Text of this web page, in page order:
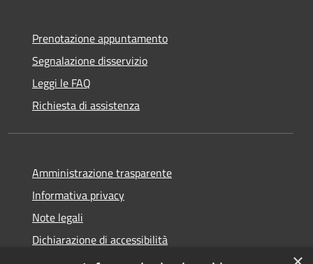
Prenotazione appuntamento
Segnalazione disservizio
Leggi le FAQ
Richiesta di assistenza
Amministrazione trasparente
Informativa privacy
Note legali
Dichiarazione di accessibilità